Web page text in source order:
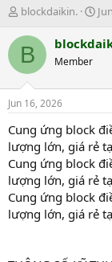
T
r
e
d
t
a
t
e
r
blockdaikin.
S
a
t
e
B Member
Jun 16, 2026
Cung ứng block
lượng lớn, giá rẻ
Cung ứng block
lượng lớn, giá rẻ
Cung ứng block
lượng lớn, giá rẻ